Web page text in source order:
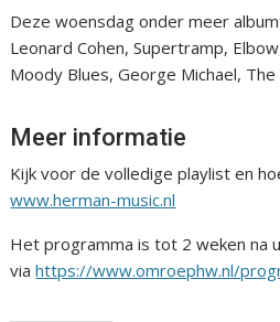
Deze woensdag onder meer
Leonard Cohen, Supertramp,
Moody Blues, George Michael,
Meer informatie
Kijk voor de volledige playlist en
www.herman-music.nl
Het programma is tot 2 weken na
viahttps://www.omroephw.nl/